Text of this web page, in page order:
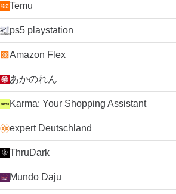
Temu
ps5 playstation
Amazon Flex
あかのれん
Karma: Your Shopping Assistant
expert Deutschland
ThruDark
Mundo Daju